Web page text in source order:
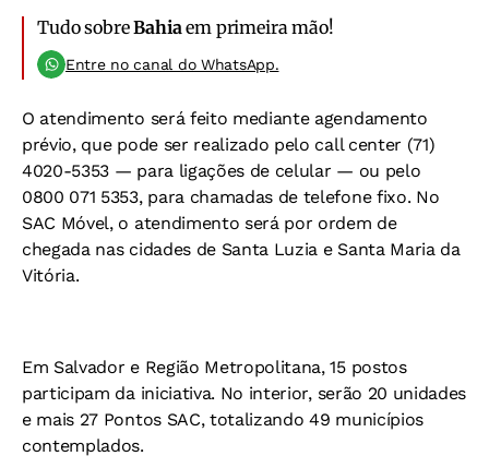
Tudo sobreBahiaem primeira mão!
Entre no canal do WhatsApp.
O atendimento será feito mediante agendamento
prévio, que pode ser realizado pelo call center (71)
4020-5353 — para ligações de celular — ou pelo
0800 071 5353, para chamadas de telefone fixo. No
SAC Móvel, o atendimento será por ordem de
chegada nas cidades de Santa Luzia e Santa Maria da
Vitória.
Em Salvador e Região Metropolitana, 15 postos
participam da iniciativa. No interior, serão 20 unidades
e mais 27 Pontos SAC, totalizando 49 municípios
contemplados.